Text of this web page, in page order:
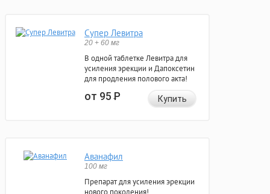
Супер Левитра
20 + 60 мг
В одной таблетке Левитра для
усиления эрекции и Дапоксетин
для продления полового акта!
от 95Р Купить
Аванафил
100 мг
Препарат для усиления эрекции